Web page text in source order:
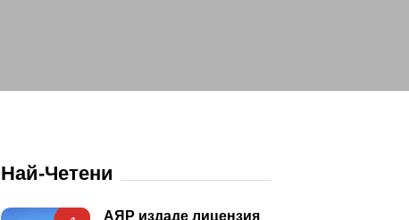
Най-Четени
АЯР издаде лицензия